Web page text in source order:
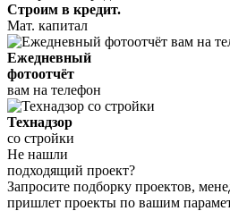
Строим в кредит.
Мат. капитал
Ежедневный
фотоотчёт
вам на телефон
Технадзор
со стройки
Не нашли
подходящий проект?
Запросите подборку проектов,
пришлет проекты по вашим